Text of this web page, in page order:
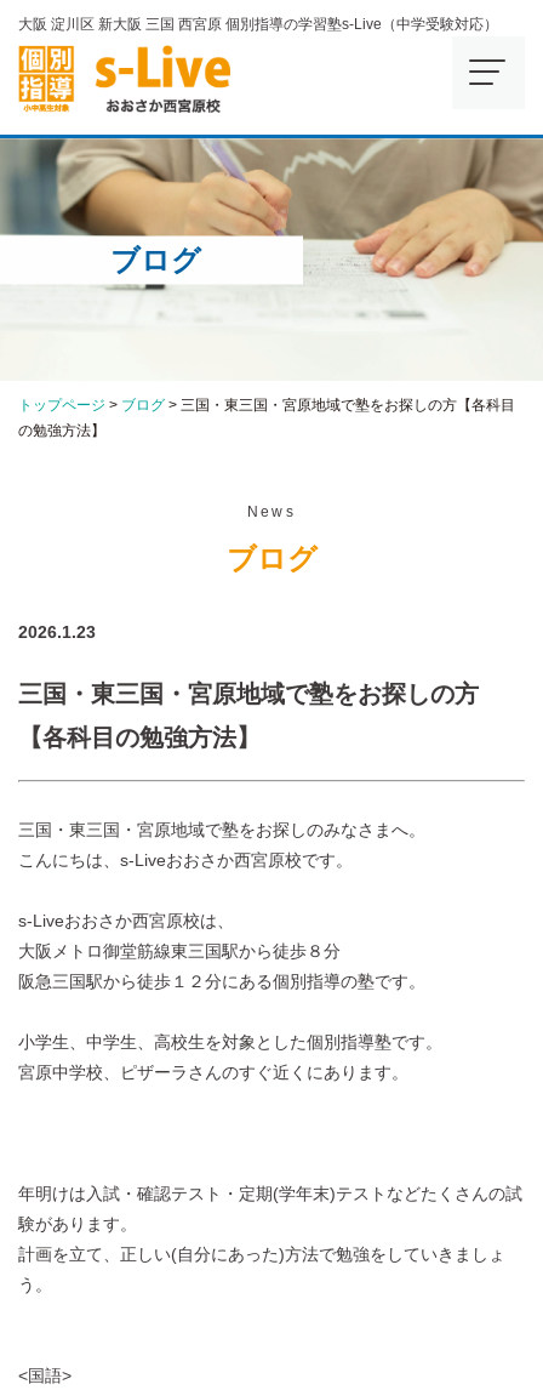
大阪 淀川区 新大阪 三国 西宮原 個別指導の学習塾s-Live（中学受験対応）
ブログ
トップページ > ブログ > 三国・東三国・宮原地域で塾をお探しの方【各科目
の勉強方法】
News
ブログ
2026.1.23
三国・東三国・宮原地域で塾をお探しの方
【各科目の勉強方法】
三国・東三国・宮原地域で塾をお探しのみなさまへ。
こんにちは、s-Liveおおさか西宮原校です。
s-Liveおおさか西宮原校は、
大阪メトロ御堂筋線東三国駅から徒歩８分
阪急三国駅から徒歩１２分にある個別指導の塾です。
小学生、中学生、高校生を対象とした個別指導塾です。
宮原中学校、ピザーラさんのすぐ近くにあります。
年明けは入試・確認テスト・定期(学年末)テストなどたくさんの試
験があります。
計画を立て、正しい(自分にあった)方法で勉強をしていきましょ
う。
<国語>